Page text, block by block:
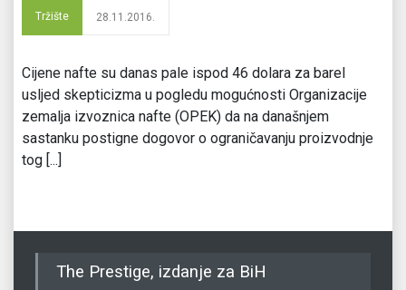
Tržište 28.11.2016.
Cijene nafte su danas pale ispod 46 dolara za barel
usljed skepticizma u pogledu mogućnosti Organizacije
zemalja izvoznica nafte (OPEK) da na današnjem
sastanku postigne dogovor o ograničavanju proizvodnje
tog [...]
The Prestige, izdanje za BiH